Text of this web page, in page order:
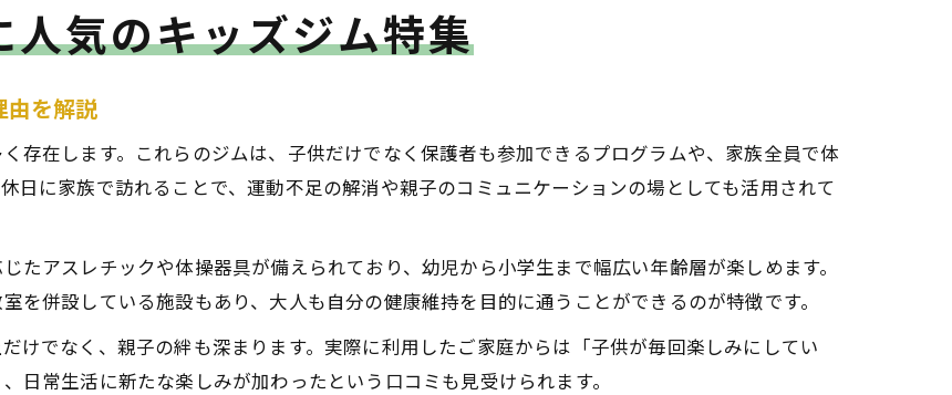
探しなら設備と料金の比較が決め手に
仙台のジム設備や料金を比較して選ぶポイントまとめ
家族で通う仙台ジム、料金体系と設備の違いを解説
仙台ジムの料金比較で分かるコスパ良好な選び方
仙台の体操教室選びで重視すべきジム設備と安全性
仙台の体操教室料金やカリキュラムの比較ポイント
気のキッズジム特集
由を解説
存在します。これらのジムは、子供だけでなく保護者も参加できるプログラムや、家族全員で体
日に家族で訪れることで、運動不足の解消や親子のコミュニケーションの場としても活用されて
たアスレチックや体操器具が備えられており、幼児から小学生まで幅広い年齢層が楽しめます。
を併設している施設もあり、大人も自分の健康維持を目的に通うことができるのが特徴です。
けでなく、親子の絆も深まります。実際に利用したご家庭からは「子供が毎回楽しみにしてい
日常生活に新たな楽しみが加わったという口コミも見受けられます。